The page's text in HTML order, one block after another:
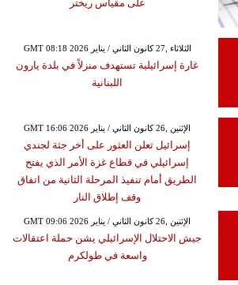
على مقياس ريختر
GMT 08:18 2026 الثلاثاء ,27 كانون الثاني / يناير
غارة إسرائيلية تستهدف منزلاً في بلدة يارون
اللبنانية
GMT 16:06 2026 الإثنين ,26 كانون الثاني / يناير
إسرائيل تعلن العثور على أخر جثة لجندي
إسرائيلي في قطاع غزة الأمر الذي يفتح
الطريق أمام تنفيذ المرحلة الثانية من اتفاق
وقف إطلاق النار
GMT 09:06 2026 الإثنين ,26 كانون الثاني / يناير
جيش الاحتلال الإسرائيلي يشن حملة اعتقالات
واسعة في طولكرم